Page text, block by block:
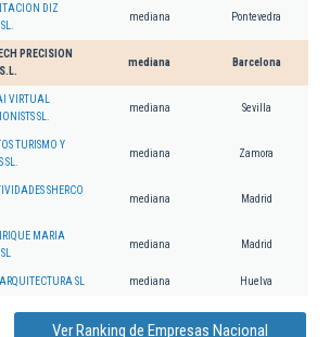
DIZ
mediana Pontevedra
PRECISION
mediana Barcelona
VIRTUAL
SL.
mediana Sevilla
TURISMO Y
mediana Zamora
SHERCO
mediana Madrid
MARIA
mediana Madrid
SL mediana Huelva
Ver Ranking de Empresas Nacional